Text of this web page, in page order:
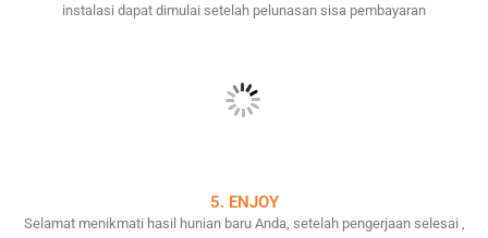
instalasi dapat dimulai setelah pelunasan sisa pembayaran
5. ENJOY
Selamat menikmati hasil hunian baru Anda, setelah pengerjaan selesai ,